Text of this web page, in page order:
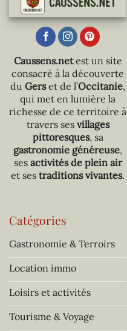
Caussens.netest un site
consacré à la découverte
du Gerset de l’Occitanie,
qui met en lumière la
richesse de ce territoire à
travers ses villages
pittoresques, sa
gastronomie généreuse,
ses activités de plein air
et ses traditions vivantes.
Catégories
Gastronomie & Terroirs
Location immo
Loisirs et activités
Tourisme & Voyage